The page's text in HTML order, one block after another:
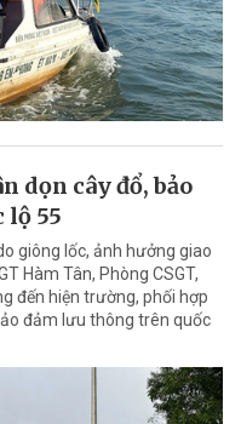
dọn cây đổ, bảo
lộ 55
giông lốc, ảnh hưởng giao
Hàm Tân, Phòng CSGT,
đến hiện trường, phối hợp
đảm lưu thông trên quốc